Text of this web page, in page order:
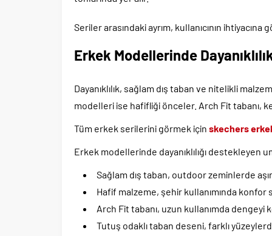
Seriler arasındaki ayrım, kullanıcının ihtiyacına
Erkek Modellerinde
Dayanıklılık, sağlam dış taban ve nitelikli
modelleri ise hafifliği önceler. Arch Fit tabanı,
Tüm erkek serilerini görmek için skechers
Erkek modellerinde dayanıklılığı destekleyen
Sağlam dış taban, outdoor zeminlerde
Hafif malzeme, şehir kullanımında konfor
Arch Fit tabanı, uzun kullanımda dengeyi
Tutuş odaklı taban deseni, farklı